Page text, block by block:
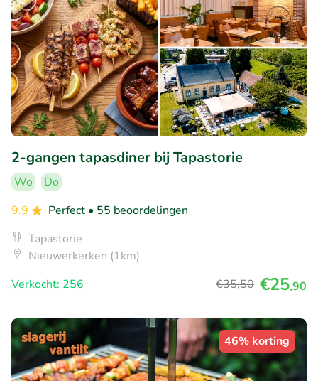
2-gangen tapasdiner bij Tapastorie
Wo
Do
9.9
Perfect • 55 beoordelingen
Tapastorie
Nieuwerkerken (1km)
Verkocht: 256
€35,50 €25,90
46% korting